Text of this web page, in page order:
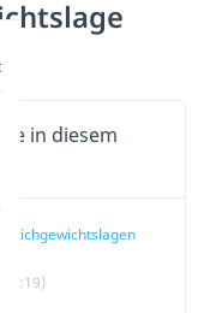
in diesem
Gleichgewichtslagen
(00:19)